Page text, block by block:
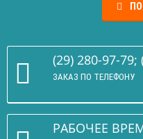
(29) 280-97-79;
ЗАКАЗ ПО ТЕЛЕФОНУ
РАБОЧЕЕ